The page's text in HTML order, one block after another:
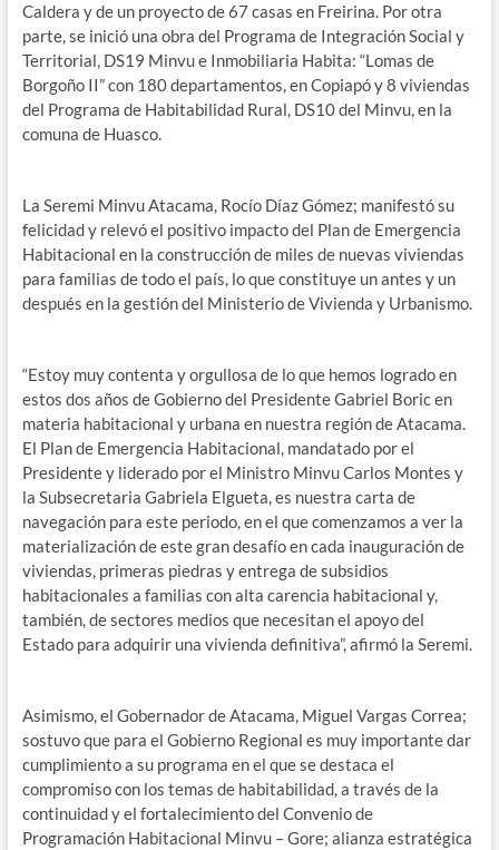
Caldera y de un proyecto de 67 casas en Freirina. Por otra
parte, se inició una obra del Programa de Integración Social y
Territorial, DS19 Minvu e Inmobiliaria Habita: “Lomas de
Borgoño II” con 180 departamentos, en Copiapó y 8 viviendas
del Programa de Habitabilidad Rural, DS10 del Minvu, en la
comuna de Huasco.
La Seremi Minvu Atacama, Rocío Díaz Gómez; manifestó su
felicidad y relevó el positivo impacto del Plan de Emergencia
Habitacional en la construcción de miles de nuevas viviendas
para familias de todo el país, lo que constituye un antes y un
después en la gestión del Ministerio de Vivienda y Urbanismo.
“Estoy muy contenta y orgullosa de lo que hemos logrado en
estos dos años de Gobierno del Presidente Gabriel Boric en
materia habitacional y urbana en nuestra región de Atacama.
El Plan de Emergencia Habitacional, mandatado por el
Presidente y liderado por el Ministro Minvu Carlos Montes y
la Subsecretaria Gabriela Elgueta, es nuestra carta de
navegación para este periodo, en el que comenzamos a ver la
materialización de este gran desafío en cada inauguración de
viviendas, primeras piedras y entrega de subsidios
habitacionales a familias con alta carencia habitacional y,
también, de sectores medios que necesitan el apoyo del
Estado para adquirir una vivienda definitiva”, afirmó la Seremi.
Asimismo, el Gobernador de Atacama, Miguel Vargas Correa;
sostuvo que para el Gobierno Regional es muy importante dar
cumplimiento a su programa en el que se destaca el
compromiso con los temas de habitabilidad, a través de la
continuidad y el fortalecimiento del Convenio de
Programación Habitacional Minvu – Gore; alianza estratégica